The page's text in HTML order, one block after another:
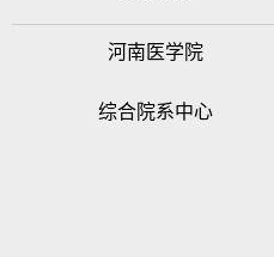
河南医学院
综合院系中心